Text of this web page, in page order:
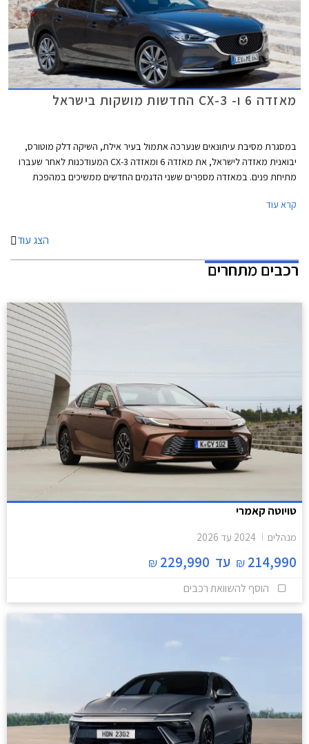
מאזדה 6 ו- CX-3 החדשות מושקות בישראל
במסגרת מסיבת עיתונאים שנערכה אתמול בעיר אילת, השיקה דלק מוטורס,
יבואנית מאזדה לישראל, את מאזדה 6 ומאזדה CX-3 המעודכנות לאחר שעברו
מתיחת פנים. במאזדה מספרים ששני הדגמים החדשים ממשיכים במהפכת
קרא עוד
הצג עוד
רכבים מתחרים
טויוטה קאמרי
מנהלים 2024 עד 2026
214,990
₪ עד 229,990
₪
הוסף להשוואת רכבים